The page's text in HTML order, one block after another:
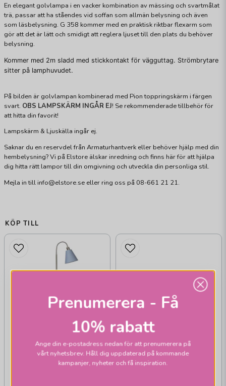
En elegant golvlampa i en vacker kombination av mässing och svartmålat
trä, passar att ha ståendes vid soffan som allmän belysning och även
som läsbelysning. G 358 kommer med en praktisk riktbar flexarm som
gör att det är lätt och smidigt att reglera ljuset till den plats du behöver
belysning.
Kommer med 2m sladd med stickkontakt för vägguttag. Strömbrytare
sitter på lamphuvudet.
På bilden är golvlampan kombinerad med Pion toppringskärm i färgen
svart. OBS LAMPSKÄRM INGÅR EJ! Se rekommenderade tillbehör för
att hitta din favorit!
Lampskärm & Ljuskälla ingår ej.
Saknar du en reservdel från Armaturhantverk eller behöver hjälp med din
hembelysning? Vi på Elstore älskar inredning och finns här för att hjälpa
dig hitta rätt lampor till din omgivning och utveckla din personliga stil.
Mejla in till info@elstore.se eller ring oss på 08-661 21 21.
KÖP TILL
ARMATURHANTVERK
G 707 Lysekil
Prenumerera - Få
10% rabatt
Ange din e-postadress nedan för att prenumerera på
vårt nyhetsbrev. Håll dig uppdaterad på kommande
kampanjer, nyheter och få inspiration.